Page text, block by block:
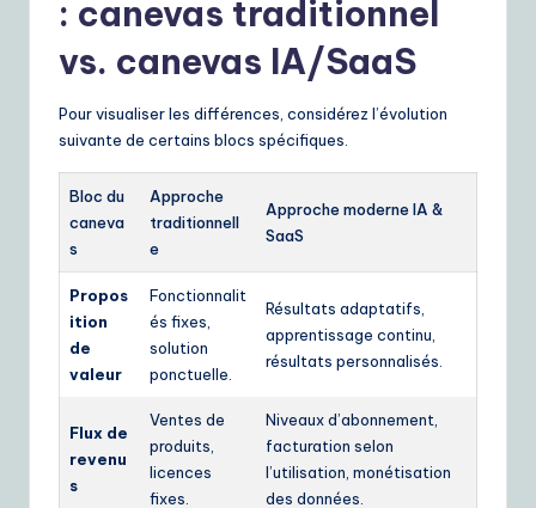
: canevas traditionnel
vs. canevas IA/SaaS
Pour visualiser les différences, considérez l’évolution
suivante de certains blocs spécifiques.
Bloc du
caneva
s
Approche
traditionnell
e
Approche moderne IA &
SaaS
Propos
ition
de
valeur
Fonctionnalit
és fixes,
solution
ponctuelle.
Résultats adaptatifs,
apprentissage continu,
résultats personnalisés.
Flux de
revenu
s
Ventes de
produits,
licences
fixes.
Niveaux d’abonnement,
facturation selon
l’utilisation, monétisation
des données.